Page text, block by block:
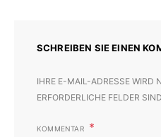
SCHREIBEN SIE EINEN
IHRE E-MAIL-ADRESSE WIRD
ERFORDERLICHE FELDER
KOMMENTAR